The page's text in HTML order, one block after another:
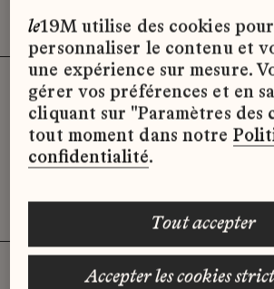
Désolé, il semble qu’il
d’offres d’emploi
moment.
le19M utilise des cookies pour
personnaliser le contenu et
une expérience sur mesure.
gérer vos préférences et en
cliquant sur "Paramètres des
tout moment dans notre
confidentialité.
accepter les cookies strictement
tout accepter